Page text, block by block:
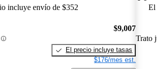
incluye envío de $352
$9,007
El precio incluye tasas
$176/mes est.
El
Trato